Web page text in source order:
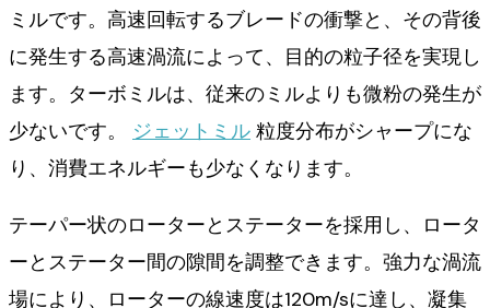
ミルです。高速回転するブレードの衝撃と、その背後
に発生する高速渦流によって、目的の粒子径を実現し
ます。ターボミルは、従来のミルよりも微粉の発生が
少ないです。 ジェットミル 粒度分布がシャープにな
り、消費エネルギーも少なくなります。
テーパー状のローターとステーターを採用し、ロータ
ーとステーター間の隙間を調整できます。強力な渦流
場により、ローターの線速度は120m/sに達し、凝集